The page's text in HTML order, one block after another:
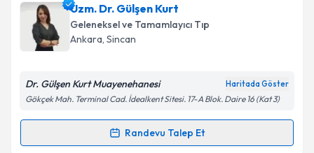
Takvim Talebini Gönder
Doç. Dr. Irmak SAYIN ALANiçin randevu takvimi
talebi oluşturun. Size bu uzmandan randevu almanız
için bir takvim hazırlandığında e-posta ile
bilgilendireceğiz.
Kişisel verilerimin işlenmesine ilişkinAydınlatma
Uzm. Dr. Gülşen Kurt
Geleneksel ve Tamamlayıcı Tıp
Ankara, Sincan
Dr. Gülşen Kurt Muayenehanesi Haritada Göster
Gökçek Mah. Terminal Cad. İdealkent Sitesi. 17-A Blok. Daire 16 (Kat 3)
Randevu Talep Et
Randevu Takvimi Talebi